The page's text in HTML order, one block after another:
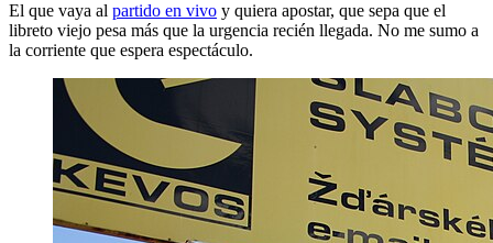
El que vaya al partido en vivo y quiera apostar, que sepa que el
libreto viejo pesa más que la urgencia recién llegada. No me sumo a
la corriente que espera espectáculo.